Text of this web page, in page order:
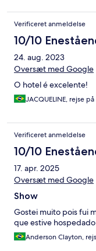
Verificeret anmeldelse
10/10
24. aug. 2023
Oversæt med Google
O hotel é excelente!
JACQUELINE, rejse på
Verificeret anmeldelse
10/10
17. apr. 2025
Oversæt med Google
Show
Gostei muito pois fui
que estive
Anderson Clayton,